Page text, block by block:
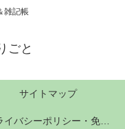
雑記帳
ごと
サイトマップ
プライバシーポリシー・免責事項